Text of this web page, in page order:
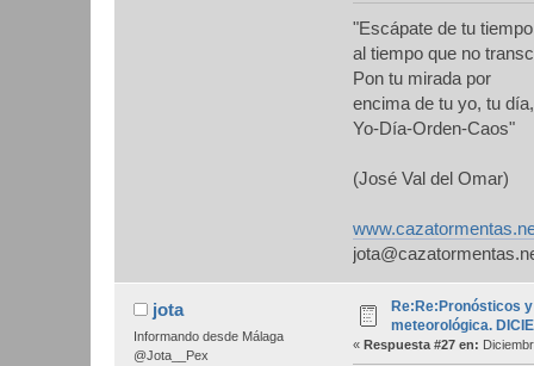
"Escápate de tu tiempo
al tiempo que no
Pon tu mirada por
encima de tu yo, tu
Yo-Día-Orden-Caos"
(José Val del Omar)
jota
Informando desde Málaga
@Jota__Pex
Re:Re:Pronósticos
meteorológica.
« Respuesta #27 en: